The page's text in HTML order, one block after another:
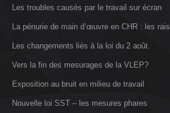
Les troubles causés par le travail sur écran
La pénurie de main d’œuvre en CHR : les
Les changements liés à la loi du 2 août.
Vers la fin des mesurages de la VLEP?
Exposition au bruit en milieu de travail
Nouvelle loi SST – les mesures phares